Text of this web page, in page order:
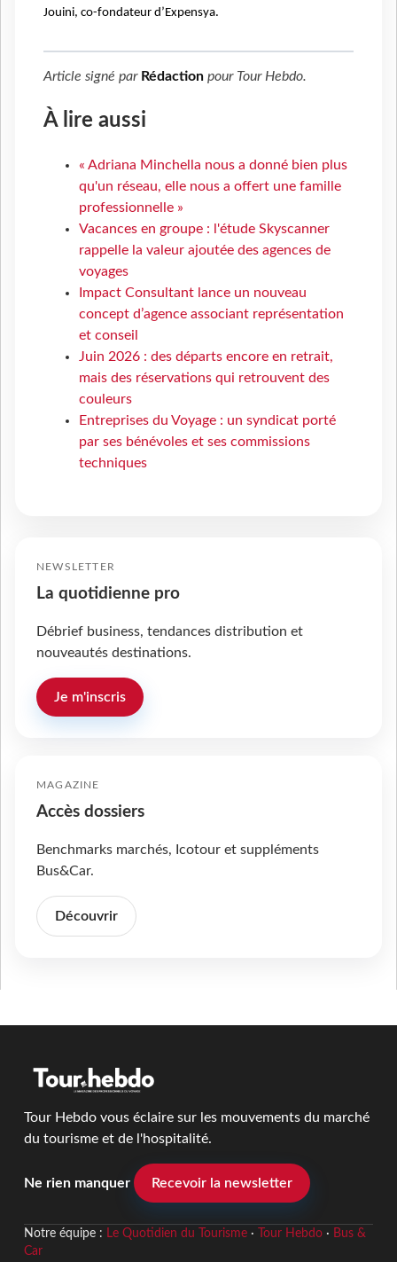
Jouini, co-fondateur d’Expensya.
Article signé par Rédaction pour Tour Hebdo.
À lire aussi
« Adriana Minchella nous a donné bien plus
qu'un réseau, elle nous a offert une famille
professionnelle »
Vacances en groupe : l'étude Skyscanner
rappelle la valeur ajoutée des agences de
voyages
Impact Consultant lance un nouveau
concept d’agence associant représentation
et conseil
Juin 2026 : des départs encore en retrait,
mais des réservations qui retrouvent des
couleurs
Entreprises du Voyage : un syndicat porté
par ses bénévoles et ses commissions
techniques
NEWSLETTER
La quotidienne pro
Débrief business, tendances distribution et
nouveautés destinations.
Je m'inscris
MAGAZINE
Accès dossiers
Benchmarks marchés, Icotour et suppléments
Bus&Car.
Découvrir
Tour Hebdo vous éclaire sur les mouvements du marché
du tourisme et de l'hospitalité.
Ne rien manquer Recevoir la newsletter
Notre équipe : Le Quotidien du Tourisme· Tour Hebdo· Bus &
Car